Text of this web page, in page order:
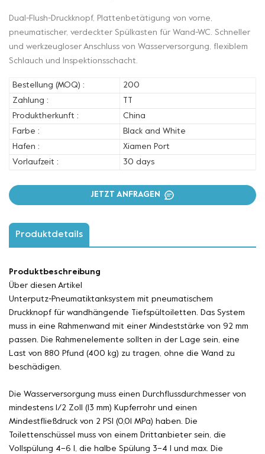
Dual-Flush-Druckknopf, Plattenbetätigung von vorne,
pneumatischer, verdeckter Spülkasten für Wand-WC. Schneller
und werkzeugloser Anschluss von Wasserversorgung, flexiblem
Schlauch und Inspektionsschacht.
Bestellung (MOQ) :
200
Zahlung :
Produktherkunft :
China
Farbe :
Black and White
Hafen :
Xiamen Port
Vorlaufzeit :
30 days
JETZT ANFRAGEN
Produktdetails
Produktbeschreibung
Über diesen Artikel
Unterputz-Pneumatiktanksystem mit pneumatischem
Druckknopf für wandhängende Tiefspültoiletten. Das System
muss in eine Rahmenwand mit einer Mindeststärke von 92 mm
passen. Die Rahmenelemente sollten in der Lage sein, eine
Last von 880 Pfund (400 kg) zu tragen, ohne die Wand zu
beschädigen.
Die Wasserversorgung muss einen Durchflussdurchmesser von
mindestens 1/2 Zoll (13 mm) Kupferrohr und einen
Mindestfließdruck von 2 PSI (0,01 MPa) haben. Die
Toilettenschüssel muss von einem Drittanbieter sein, die
Vollspülung 4–6 l, die halbe Spülung 3–4 l und max. Die